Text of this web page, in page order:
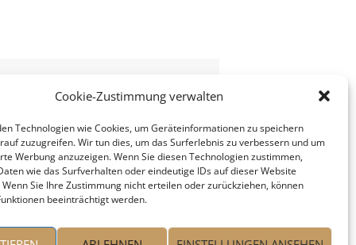
Cookie-Zustimmung verwalten
Technologien wie Cookies, um Geräteinformationen zu speichern
zuzugreifen. Wir tun dies, um das Surferlebnis zu verbessern und um
Werbung anzuzeigen. Wenn Sie diesen Technologien zustimmen,
wie das Surfverhalten oder eindeutige IDs auf dieser Website
Sie Ihre Zustimmung nicht erteilen oder zurückziehen, können
beeinträchtigt werden.